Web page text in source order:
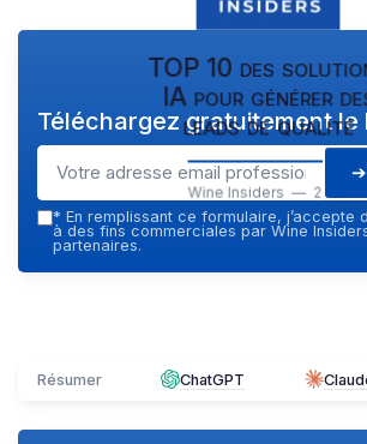
TOP 10 des
IA pour générer
leads de qualité
Wine Insiders — 2026
Téléchargez gratuitement le
➔
* En remplissant ce formulaire, j’accepte
à des fins commerciales par Wine
partenaires.
Résumer ChatGPT